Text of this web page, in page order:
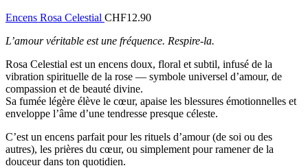
Encens Rosa Celestial CHF12.90
L’amour véritable est une fréquence. Respire-la.
Rosa Celestial est un encens doux, floral et subtil, infusé de la
vibration spirituelle de la rose — symbole universel d’amour, de
compassion et de beauté divine.
Sa fumée légère élève le cœur, apaise les blessures émotionnelles et
enveloppe l’âme d’une tendresse presque céleste.
C’est un encens parfait pour les rituels d’amour (de soi ou des
autres), les prières du cœur, ou simplement pour ramener de la
douceur dans ton quotidien.